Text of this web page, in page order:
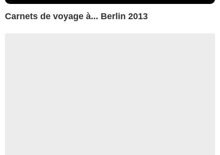
Carnets de voyage à... Berlin 2013